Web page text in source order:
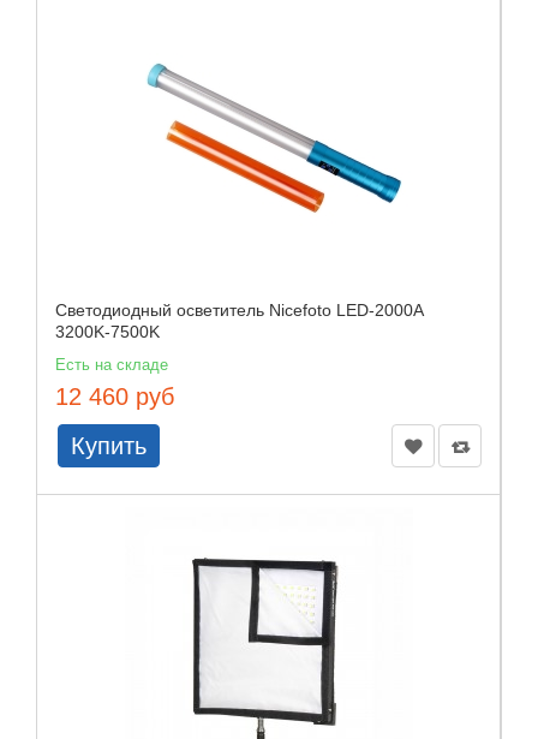
Светодиодный осветитель Nicefoto LED-2000A
3200K-7500K
Есть на складе
12 460 руб
Купить